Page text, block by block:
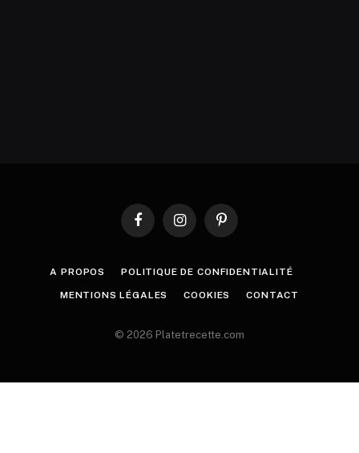
FacebookInstagramPinterest
A PROPOS POLITIQUE DE CONFIDENTIALITÉ
MENTIONS LÉGALES COOKIES CONTACT
© 2026 Platetrecette.com